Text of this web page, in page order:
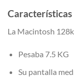
La Macintosh
Pesaba 7.5 KG
Su pantalla